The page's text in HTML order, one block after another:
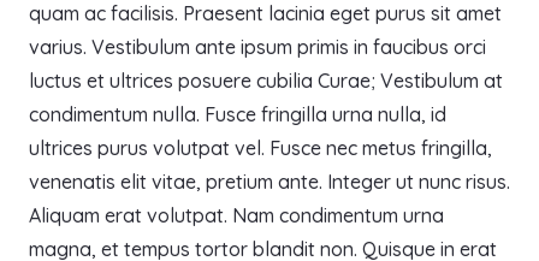
quam ac facilisis. Praesent lacinia eget purus sit amet
varius. Vestibulum ante ipsum primis in faucibus orci
luctus et ultrices posuere cubilia Curae; Vestibulum at
condimentum nulla. Fusce fringilla urna nulla, id
ultrices purus volutpat vel. Fusce nec metus fringilla,
venenatis elit vitae, pretium ante. Integer ut nunc risus.
Aliquam erat volutpat. Nam condimentum urna
magna, et tempus tortor blandit non. Quisque in erat